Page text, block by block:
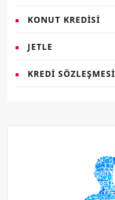
KONUT KREDISI
JETLE
KREDI SÖZLEŞMESI